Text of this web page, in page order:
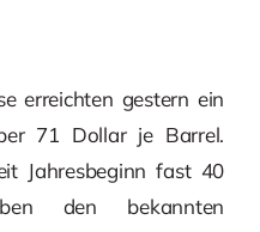
erreichten gestern ein
71 Dollar je Barrel.
Jahresbeginn fast 40
den bekannten